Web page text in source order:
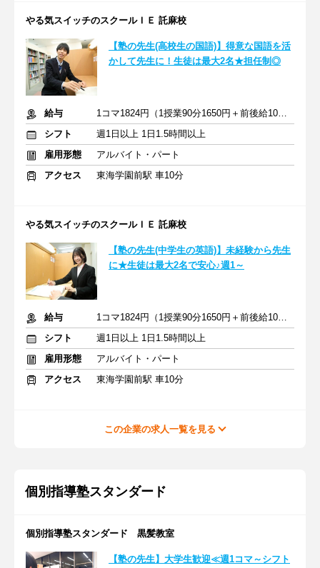
やる気スイッチのスクールＩＥ 託麻校
【塾の先生(高校生の国語)】得意な国語を活
かして先生に！生徒は最大2名★担任制◎
給与
1コマ1824円（1授業90分1650円＋前後給10分174円）
シフト
週1日以上 1日1.5時間以上
雇用形態
アルバイト・パート
アクセス
東海学園前駅 車10分
やる気スイッチのスクールＩＥ 託麻校
【塾の先生(中学生の英語)】未経験から先生
に★生徒は最大2名で安心♪週1～
給与
1コマ1824円（1授業90分1650円＋前後給10分174円）
シフト
週1日以上 1日1.5時間以上
雇用形態
アルバイト・パート
アクセス
東海学園前駅 車10分
この企業の求人一覧を見る
個別指導塾スタンダード
個別指導塾スタンダード 黒髪教室
【塾の先生】大学生歓迎≪週1コマ～シフト